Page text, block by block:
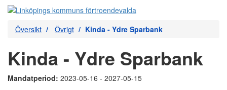
Översikt Övrigt Kinda - Ydre Sparbank
Kinda - Ydre Sparbank
Mandatperiod: 2023-05-16 - 2027-05-15